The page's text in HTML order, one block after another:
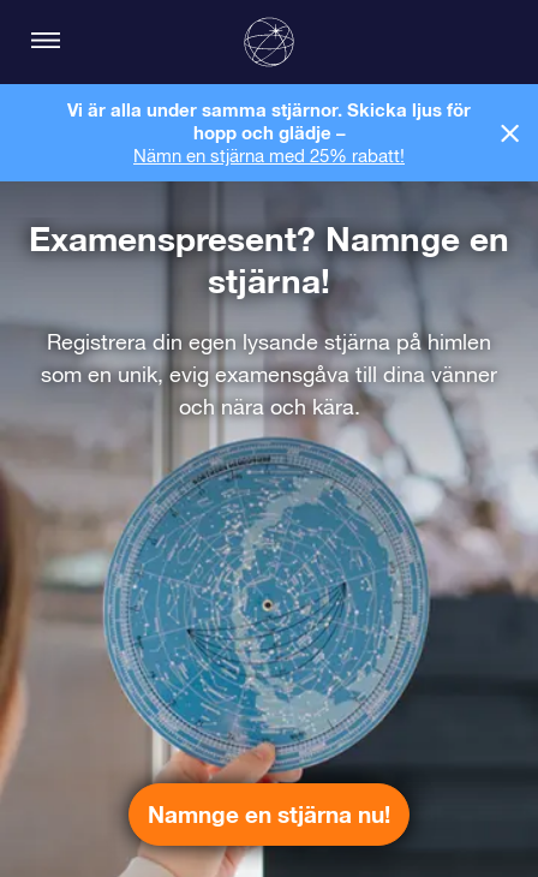
Vi är alla under samma stjärnor. Skicka ljus för
hopp och glädje –
Nämn en stjärna med 25% rabatt!
Examenspresent? Namnge en
stjärna!
Registrera din egen lysande stjärna på himlen
som en unik, evig examensgåva till dina vänner
och nära och kära.
Namnge en stjärna nu!